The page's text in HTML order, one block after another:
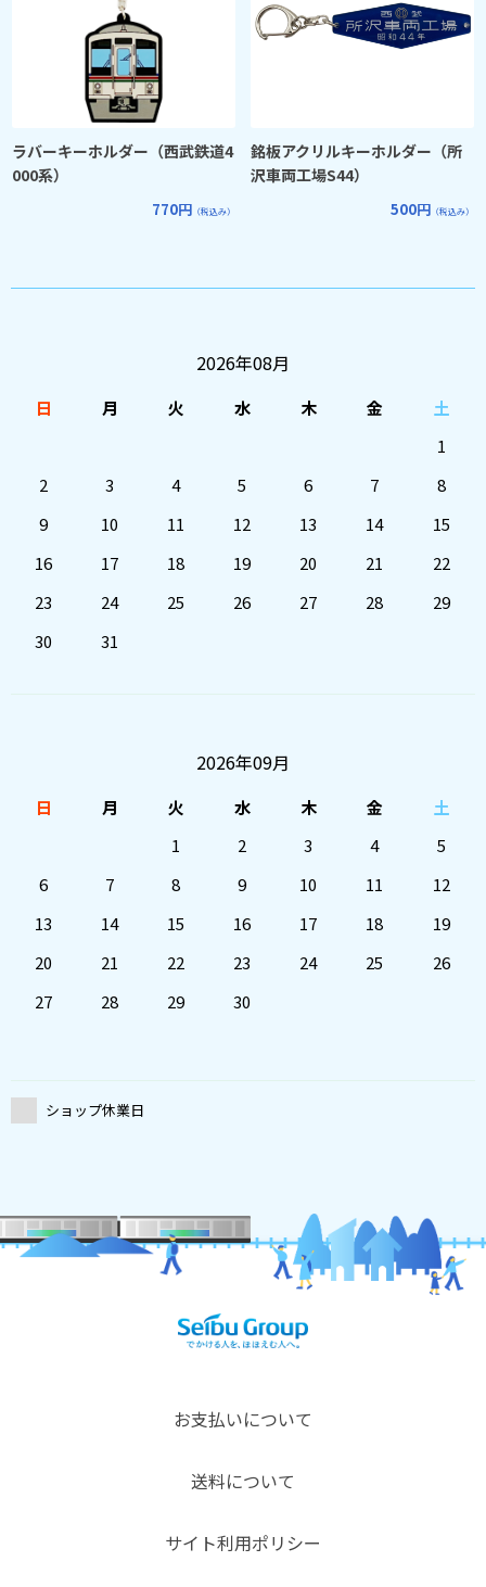
ラバーキーホルダー（西武鉄道4
000系）
770円 （税込み）
銘板アクリルキーホルダー（所
沢車両工場S44）
500円 （税込み）
2026年08月
日 月 火 水 木 金
土
1
2
3 4 5 6 7
8
9
10 11 12 13 14
15
16
17 18 19 20 21
22
23
24 25 26 27 28
29
30
31
2026年09月
日 月 火 水 木 金
土
1
2 3 4
5
6
7 8 9 10 11
12
13
14 15 16 17 18
19
20
21 22 23 24 25
26
27
28 29 30
ショップ休業日
お支払いについて
送料について
サイト利用ポリシー